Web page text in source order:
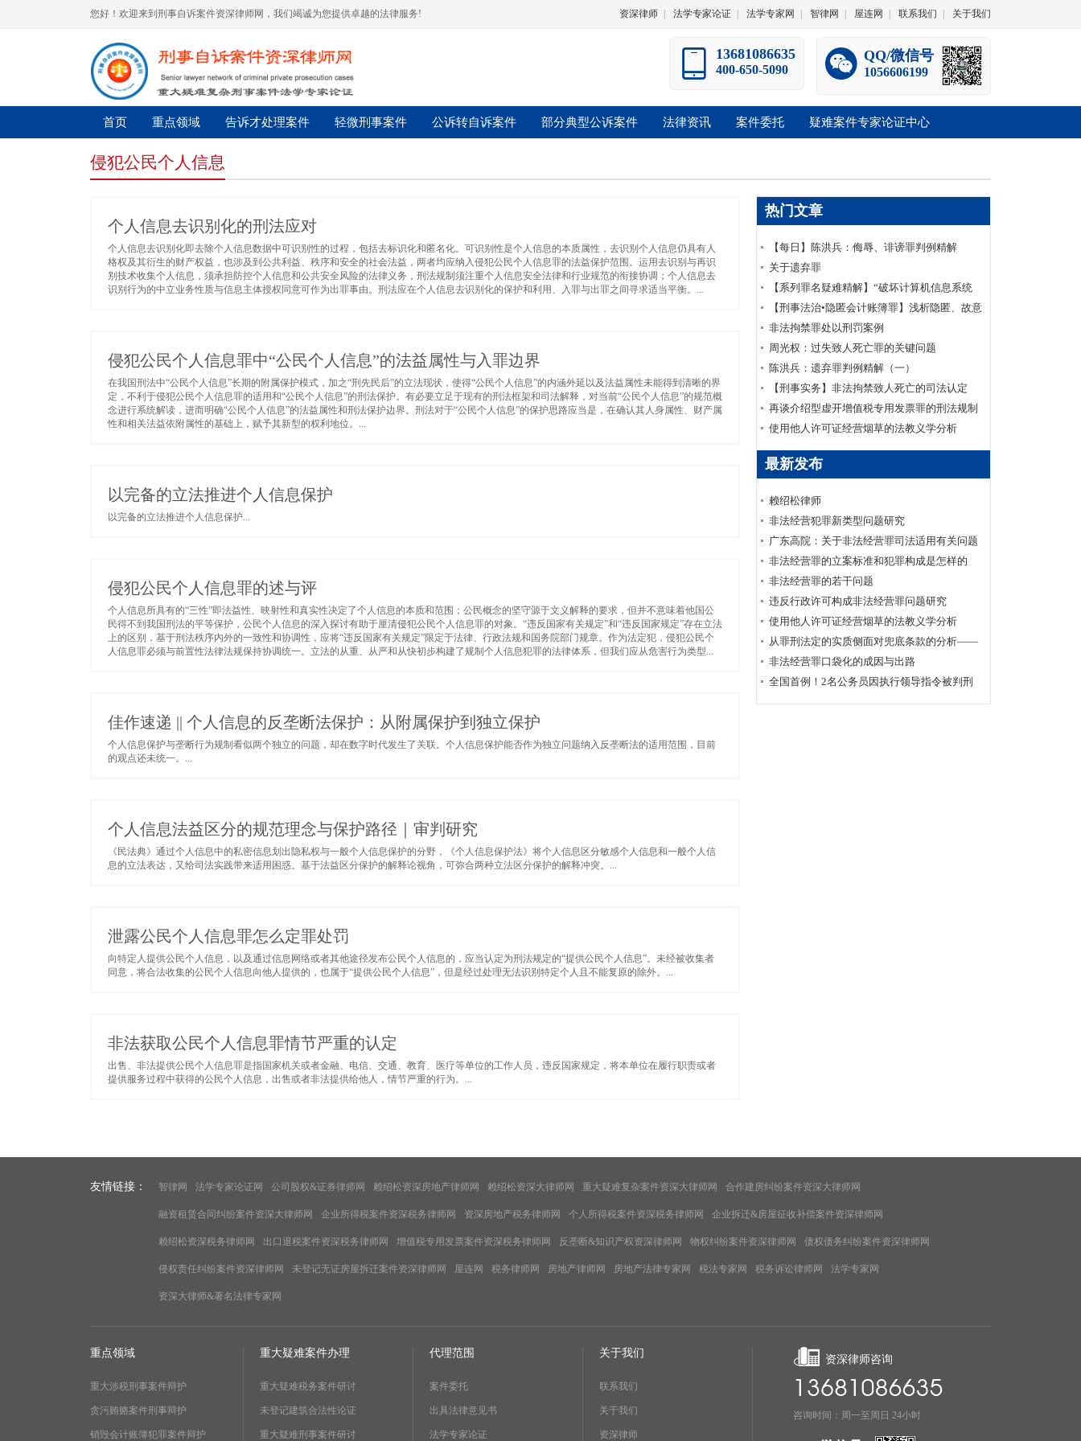
您好！欢迎来到刑事自诉案件资深律师网，我们竭诚为您提供卓越的法律服务! 资深律师 法学专家论证 法学专家网 智律网 屋连网 联系我们 关于我们
13681086635
400-650-5090
QQ/微信号
1056606199
首页 重点领域 告诉才处理案件 轻微刑事案件 公诉转自诉案件 部分典型公诉案件 法律资讯 案件委托 疑难案件专家论证中心
侵犯公民个人信息
个人信息去识别化的刑法应对
个人信息去识别化即去除个人信息数据中可识别性的过程，包括去标识化和匿名化。可识别性是个人信息的本质属性，去识别个人信息仍具有人
格权及其衍生的财产权益，也涉及到公共利益、秩序和安全的社会法益，两者均应纳入侵犯公民个人信息罪的法益保护范围。运用去识别与再识
别技术收集个人信息，须承担防控个人信息和公共安全风险的法律义务，刑法规制须注重个人信息安全法律和行业规范的衔接协调；个人信息去
识别行为的中立业务性质与信息主体授权同意可作为出罪事由。刑法应在个人信息去识别化的保护和利用、入罪与出罪之间寻求适当平衡。...
侵犯公民个人信息罪中“公民个人信息”的法益属性与入罪边界
在我国刑法中“公民个人信息”长期的附属保护模式，加之“刑先民后”的立法现状，使得“公民个人信息”的内涵外延以及法益属性未能得到清晰的界
定，不利于侵犯公民个人信息罪的适用和“公民个人信息”的刑法保护。有必要立足于现有的刑法框架和司法解释，对当前“公民个人信息”的规范概
念进行系统解读，进而明确“公民个人信息”的法益属性和刑法保护边界。刑法对于“公民个人信息”的保护思路应当是，在确认其人身属性、财产属
性和相关法益依附属性的基础上，赋予其新型的权利地位。...
以完备的立法推进个人信息保护
以完备的立法推进个人信息保护...
侵犯公民个人信息罪的述与评
个人信息所具有的“三性”即法益性、映射性和真实性决定了个人信息的本质和范围；公民概念的坚守源于文义解释的要求，但并不意味着他国公
民得不到我国刑法的平等保护，公民个人信息的深入探讨有助于厘清侵犯公民个人信息罪的对象。“违反国家有关规定”和“违反国家规定”存在立法
上的区别，基于刑法秩序内外的一致性和协调性，应将“违反国家有关规定”限定于法律、行政法规和国务院部门规章。作为法定犯，侵犯公民个
人信息罪必须与前置性法律法规保持协调统一。立法的从重、从严和从快初步构建了规制个人信息犯罪的法律体系，但我们应从危害行为类型...
佳作速递 || 个人信息的反垄断法保护：从附属保护到独立保护
个人信息保护与垄断行为规制看似两个独立的问题，却在数字时代发生了关联。个人信息保护能否作为独立问题纳入反垄断法的适用范围，目前
的观点还未统一。...
个人信息法益区分的规范理念与保护路径｜审判研究
《民法典》通过个人信息中的私密信息划出隐私权与一般个人信息保护的分野，《个人信息保护法》将个人信息区分敏感个人信息和一般个人信
息的立法表达，又给司法实践带来适用困惑。基于法益区分保护的解释论视角，可弥合两种立法区分保护的解释冲突。...
泄露公民个人信息罪怎么定罪处罚
向特定人提供公民个人信息，以及通过信息网络或者其他途径发布公民个人信息的，应当认定为刑法规定的“提供公民个人信息”。未经被收集者
同意，将合法收集的公民个人信息向他人提供的，也属于“提供公民个人信息”，但是经过处理无法识别特定个人且不能复原的除外。...
非法获取公民个人信息罪情节严重的认定
出售、非法提供公民个人信息罪是指国家机关或者金融、电信、交通、教育、医疗等单位的工作人员，违反国家规定，将本单位在履行职责或者
提供服务过程中获得的公民个人信息，出售或者非法提供给他人，情节严重的行为。...
热门文章
【每日】陈洪兵：侮辱、诽谤罪判例精解
（一）
关于遗弃罪
【系列罪名疑难精解】“破坏计算机信息系统
罪”十五个常见疑难问题
【刑事法治•隐匿会计账簿罪】浅析隐匿、故意
销毁会计凭证罪之认定
非法拘禁罪处以刑罚案例
周光权：过失致人死亡罪的关键问题
陈洪兵：遗弃罪判例精解（一）
【刑事实务】非法拘禁致人死亡的司法认定
再谈介绍型虚开增值税专用发票罪的刑法规制
使用他人许可证经营烟草的法教义学分析
最新发布
赖绍松律师
非法经营犯罪新类型问题研究
广东高院：关于非法经营罪司法适用有关问题
的调研报告
非法经营罪的立案标准和犯罪构成是怎样的
非法经营罪的若干问题
违反行政许可构成非法经营罪问题研究
使用他人许可证经营烟草的法教义学分析
从罪刑法定的实质侧面对兜底条款的分析——
以非法经营罪为例
非法经营罪口袋化的成因与出路
全国首例！2名公务员因执行领导指令被判刑
友情链接： 智律网 法学专家论证网 公司股权&证券律师网 赖绍松资深房地产律师网 赖绍松资深大律师网 重大疑难复杂案件资深大律师网 合作建房纠纷案件资深大律师网
融资租赁合同纠纷案件资深大律师网 企业所得税案件资深税务律师网 资深房地产税务律师网 个人所得税案件资深税务律师网 企业拆迁&房屋征收补偿案件资深律师网
赖绍松资深税务律师网 出口退税案件资深税务律师网 增值税专用发票案件资深税务律师网 反垄断&知识产权资深律师网 物权纠纷案件资深律师网 债权债务纠纷案件资深律师网
侵权责任纠纷案件资深律师网 未登记无证房屋拆迁案件资深律师网 屋连网 税务律师网 房地产律师网 房地产法律专家网 税法专家网 税务诉讼律师网 法学专家网
资深大律师&著名法律专家网
重点领域
重大涉税刑事案件辩护
贪污贿赂案件刑事辩护
销毁会计账簿犯罪案件辩护
重大疑难案件办理
重大疑难税务案件研讨
未登记建筑合法性论证
重大疑难刑事案件研讨
代理范围
案件委托
出具法律意见书
法学专家论证
关于我们
联系我们
关于我们
资深律师
资深律师咨询
咨询时间：周一至周日 24小时